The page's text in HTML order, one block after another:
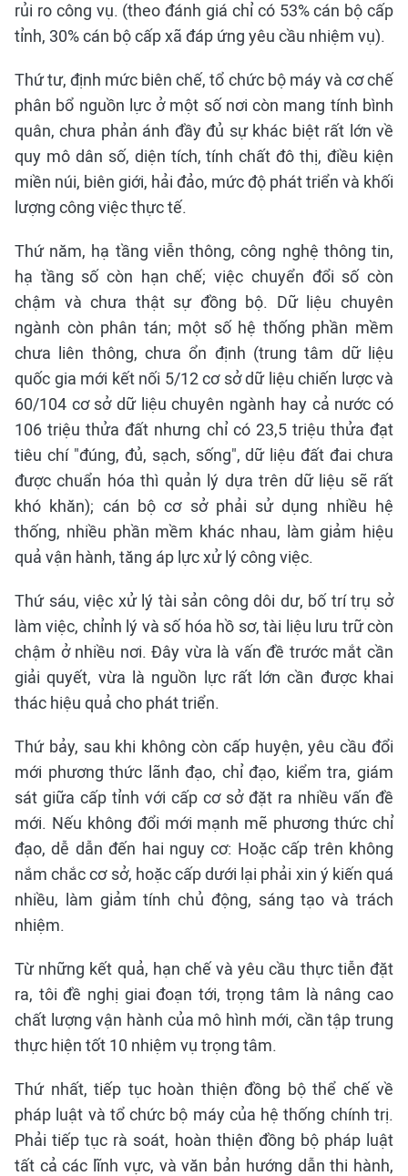
rủi ro công vụ. (theo đánh giá chỉ có 53% cán bộ cấp
tỉnh, 30% cán bộ cấp xã đáp ứng yêu cầu nhiệm vụ).
Thứ tư, định mức biên chế, tổ chức bộ máy và cơ chế
phân bổ nguồn lực ở một số nơi còn mang tính bình
quân, chưa phản ánh đầy đủ sự khác biệt rất lớn về
quy mô dân số, diện tích, tính chất đô thị, điều kiện
miền núi, biên giới, hải đảo, mức độ phát triển và khối
lượng công việc thực tế.
Thứ năm, hạ tầng viễn thông, công nghệ thông tin,
hạ tầng số còn hạn chế; việc chuyển đổi số còn
chậm và chưa thật sự đồng bộ. Dữ liệu chuyên
ngành còn phân tán; một số hệ thống phần mềm
chưa liên thông, chưa ổn định (trung tâm dữ liệu
quốc gia mới kết nối 5/12 cơ sở dữ liệu chiến lược và
60/104 cơ sở dữ liệu chuyên ngành hay cả nước có
106 triệu thửa đất nhưng chỉ có 23,5 triệu thửa đạt
tiêu chí "đúng, đủ, sạch, sống", dữ liệu đất đai chưa
được chuẩn hóa thì quản lý dựa trên dữ liệu sẽ rất
khó khăn); cán bộ cơ sở phải sử dụng nhiều hệ
thống, nhiều phần mềm khác nhau, làm giảm hiệu
quả vận hành, tăng áp lực xử lý công việc.
Thứ sáu, việc xử lý tài sản công dôi dư, bố trí trụ sở
làm việc, chỉnh lý và số hóa hồ sơ, tài liệu lưu trữ còn
chậm ở nhiều nơi. Đây vừa là vấn đề trước mắt cần
giải quyết, vừa là nguồn lực rất lớn cần được khai
thác hiệu quả cho phát triển.
Thứ bảy, sau khi không còn cấp huyện, yêu cầu đổi
mới phương thức lãnh đạo, chỉ đạo, kiểm tra, giám
sát giữa cấp tỉnh với cấp cơ sở đặt ra nhiều vấn đề
mới. Nếu không đổi mới mạnh mẽ phương thức chỉ
đạo, dễ dẫn đến hai nguy cơ: Hoặc cấp trên không
nắm chắc cơ sở, hoặc cấp dưới lại phải xin ý kiến quá
nhiều, làm giảm tính chủ động, sáng tạo và trách
nhiệm.
Từ những kết quả, hạn chế và yêu cầu thực tiễn đặt
ra, tôi đề nghị giai đoạn tới, trọng tâm là nâng cao
chất lượng vận hành của mô hình mới, cần tập trung
thực hiện tốt 10 nhiệm vụ trọng tâm.
Thứ nhất, tiếp tục hoàn thiện đồng bộ thể chế về
pháp luật và tổ chức bộ máy của hệ thống chính trị.
Phải tiếp tục rà soát, hoàn thiện đồng bộ pháp luật
tất cả các lĩnh vực, và văn bản hướng dẫn thi hành,